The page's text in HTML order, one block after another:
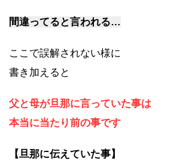
間違ってると言われる…
ここで誤解されない様に
書き加えると
父と母が旦那に言っていた事は
本当に当たり前の事です
【旦那に伝えていた事】